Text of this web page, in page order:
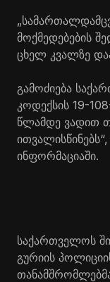
მოქმედებების
ცხელ კვალზე
გამოძიება
კოდექსის 19-
წლამდე ვადით
ინფორმაციაში.
საქართველოს
გურიის